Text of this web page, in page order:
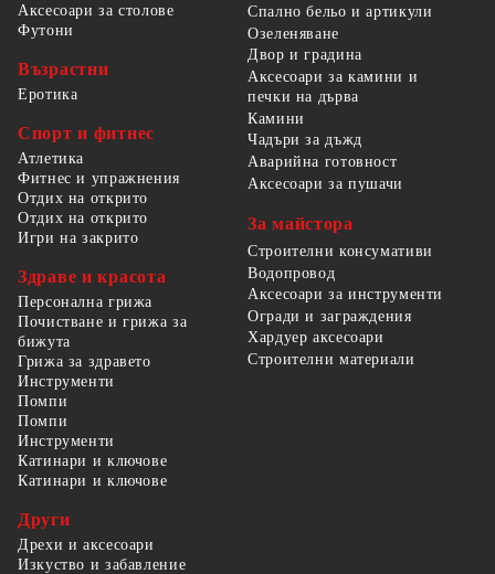
Аксесоари за столове
Футони
Възрастни
Еротика
Спорт и фитнес
Атлетика
Фитнес и упражнения
Отдих на открито
Отдих на открито
Игри на закрито
Здраве и красота
Персонална грижа
Почистване и грижа за
бижута
Грижа за здравето
Спално бельо и артикули
Озеленяване
Двор и градина
Аксесоари за камини и
печки на дърва
Камини
Чадъри за дъжд
Аварийна готовност
Аксесоари за пушачи
За майстора
Строителни консумативи
Водопровод
Аксесоари за инструменти
Огради и заграждения
Хардуер аксесоари
Строителни материали
Инструменти
Помпи
Помпи
Инструменти
Катинари и ключове
Катинари и ключове
Други
Дрехи и аксесоари
Изкуство и забавление